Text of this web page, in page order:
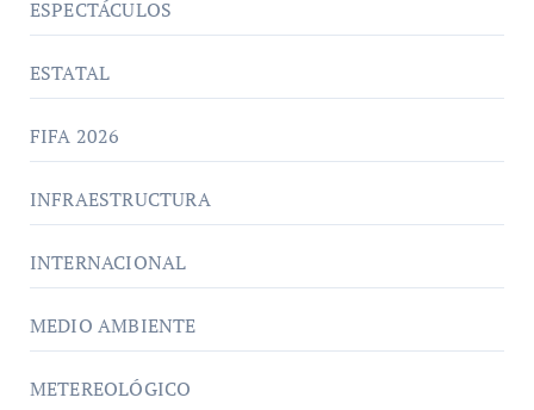
ESPECTÁCULOS
ESTATAL
FIFA 2026
INFRAESTRUCTURA
INTERNACIONAL
MEDIO AMBIENTE
METEREOLÓGICO